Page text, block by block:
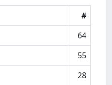
#
64
55
28